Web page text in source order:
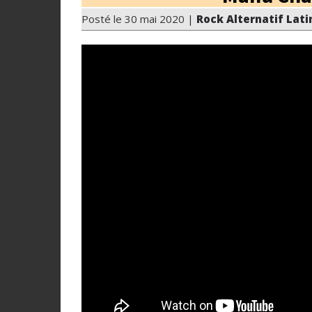
Posté le 30 mai 2020 | Rock Alternatif